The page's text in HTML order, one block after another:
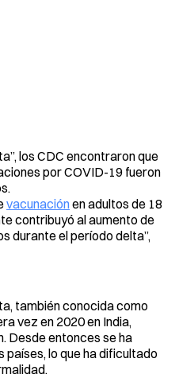
los CDC encontraron que
por COVID-19 fueron
vacunaciónen adultos de 18
contribuyó al aumento de
durante el período delta”,
también conocida como
vez en 2020 en India,
Desde entonces se ha
lo que ha dificultado